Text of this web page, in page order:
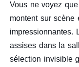
Vous ne voyez
montent sur scène
impressionnantes.
assises dans la
sélection invisible